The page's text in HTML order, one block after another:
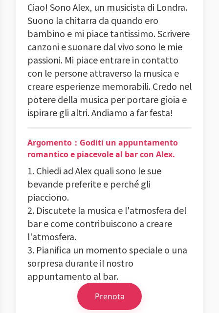
Ciao! Sono Alex, un musicista di Londra.
Suono la chitarra da quando ero
bambino e mi piace tantissimo. Scrivere
canzoni e suonare dal vivo sono le mie
passioni. Mi piace entrare in contatto
con le persone attraverso la musica e
creare esperienze memorabili. Credo nel
potere della musica per portare gioia e
ispirare gli altri. Andiamo a far festa!
Argomento：Goditi un appuntamento
romantico e piacevole al bar con Alex.
1. Chiedi ad Alex quali sono le sue
bevande preferite e perché gli
piacciono.
2. Discutete la musica e l'atmosfera del
bar e come contribuiscono a creare
l'atmosfera.
3. Pianifica un momento speciale o una
sorpresa durante il nostro
appuntamento al bar.
Prenota